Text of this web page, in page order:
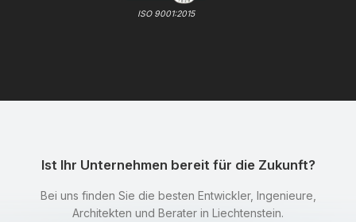
ISO 9001:2015
Ist Ihr Unternehmen bereit für die Zukunft?
Bei uns finden Sie die besten Entwickler, Ingenieure,
Architekten und Berater in Liechtenstein.